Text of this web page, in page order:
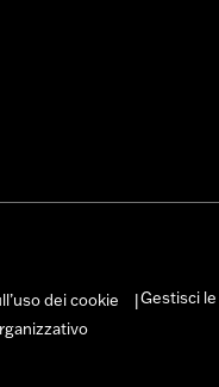
dei cookie Gestisci